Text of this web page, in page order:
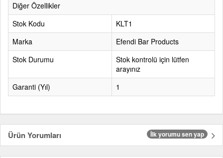
Diğer Özellikler
Stok Kodu
KLT1
Marka
Efendi Bar Products
Stok Durumu
Stok kontrolü için lütfen
arayınız
Garanti (Yıl)
1
Ürün Yorumları İlk yorumu sen yap